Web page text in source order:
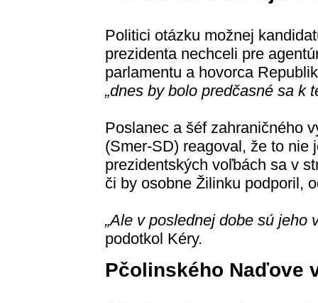
Politici otázku možnej
prezidenta nechceli pre
parlamentu a hovorca
„dnes by bolo predčasné sa k
Poslanec a šéf zahraničného
(Smer-SD) reagoval, že to nie
prezidentských voľbách sa v
či by osobne Žilinku podporil,
„Ale v poslednej dobe sú jeho
podotkol Kéry.
Pčolinského Naďove